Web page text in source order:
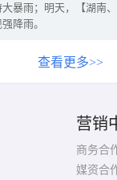
大暴雨；明天，【湖南
降雨。
查看更多>>
营销
商务合
媒资合